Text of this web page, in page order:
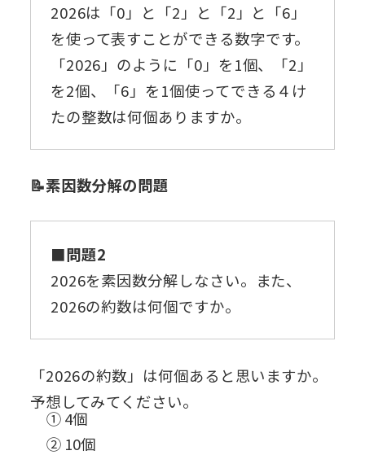
2026は「0」と「2」と「2」と「6」
を使って表すことができる数字です。
「2026」のように「0」を1個、「2」
を2個、「6」を1個使ってできる４け
たの整数は何個ありますか。
📝素因数分解の問題
■問題2
2026を素因数分解しなさい。また、
2026の約数は何個ですか。
「2026の約数」は何個あると思いますか。
予想してみてください。
① 4個
② 10個